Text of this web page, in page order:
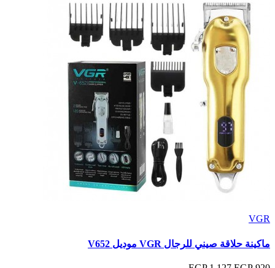
VGR
ماكينة حلاقة صيني للرجال VGR موديل V652